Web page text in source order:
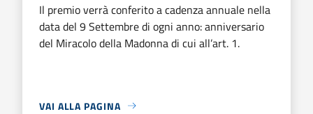
Il premio verrà conferito a cadenza annuale nella
data del 9 Settembre di ogni anno: anniversario
del Miracolo della Madonna di cui all’art. 1.
VAI ALLA PAGINA